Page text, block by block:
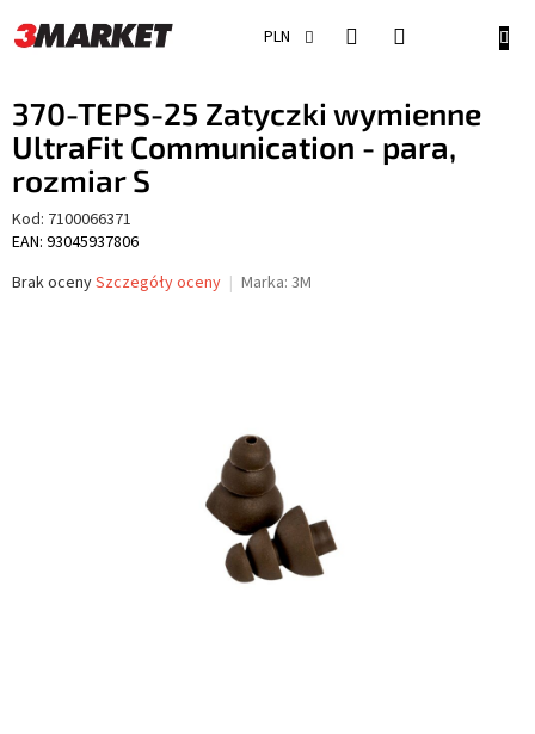
do
treści
PLN
370-TEPS-25 Zatyczki wymienne
UltraFit Communication - para,
rozmiar S
Kod: 7100066371
EAN: 93045937806
Średnia
Brak ocenySzczegóły oceny Marka: 3M